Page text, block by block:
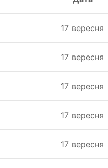
17 вересня
17 вересня
17 вересня
17 вересня
17 вересня